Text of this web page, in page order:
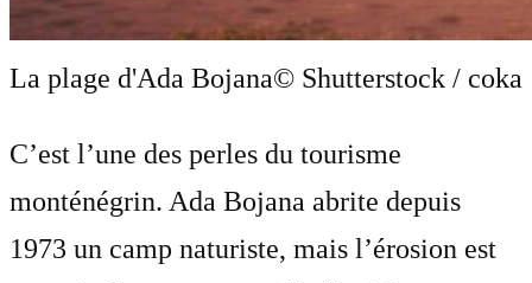
La plage d'Ada Bojana© Shutterstock / coka
C’est l’une des perles du tourisme
monténégrin. Ada Bojana abrite depuis
1973 un camp naturiste, mais l’érosion est